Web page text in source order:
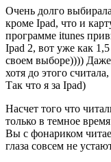
Очень долго
кроме Ipad, что и
программе itunes
Ipad 2, вот уже как
своем выборе))))
хотя до этого
Так что я за Ipad)
Насчет того что
только в темное
Вы с фонариком
глаза совсем не